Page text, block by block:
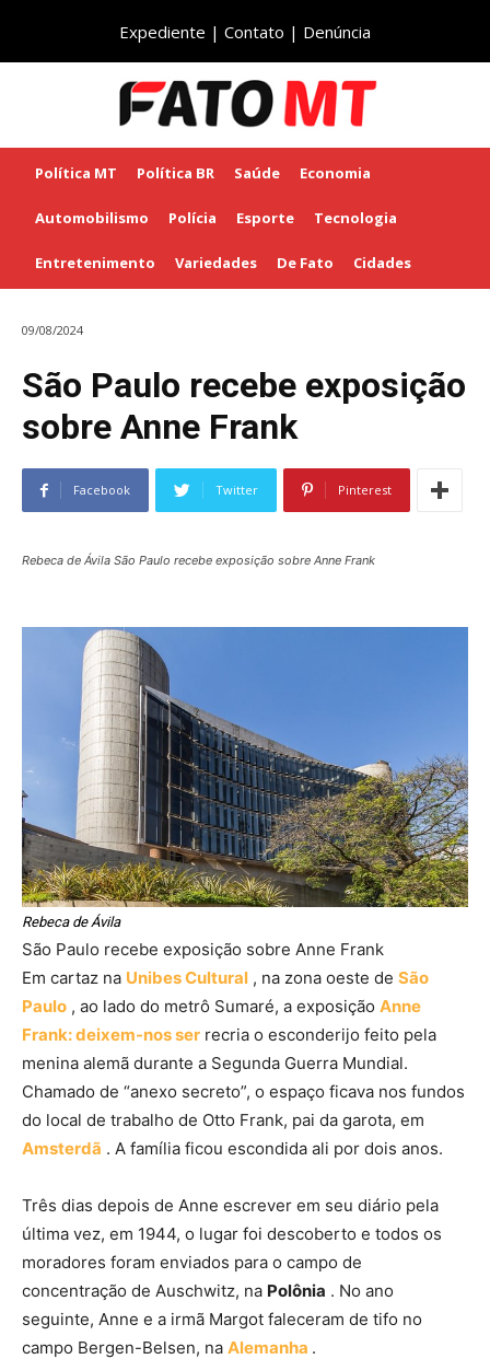
Expediente | Contato | Denúncia
Política MT Política BR Saúde Economia
Automobilismo Polícia Esporte Tecnologia
Entretenimento Variedades De Fato Cidades
09/08/2024
São Paulo recebe exposição
sobre Anne Frank
Facebook Twitter Pinterest
Rebeca de Ávila São Paulo recebe exposição sobre Anne Frank
Rebeca de Ávila
São Paulo recebe exposição sobre Anne Frank
Em cartaz na Unibes Cultural , na zona oeste de São
Paulo , ao lado do metrô Sumaré, a exposição Anne
Frank: deixem-nos ser recria o esconderijo feito pela
menina alemã durante a Segunda Guerra Mundial.
Chamado de “anexo secreto”, o espaço ficava nos fundos
do local de trabalho de Otto Frank, pai da garota, em
Amsterdã . A família ficou escondida ali por dois anos.
Três dias depois de Anne escrever em seu diário pela
última vez, em 1944, o lugar foi descoberto e todos os
moradores foram enviados para o campo de
concentração de Auschwitz, na Polônia . No ano
seguinte, Anne e a irmã Margot faleceram de tifo no
campo Bergen-Belsen, na Alemanha .